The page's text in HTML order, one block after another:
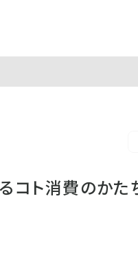
コト消費のかた